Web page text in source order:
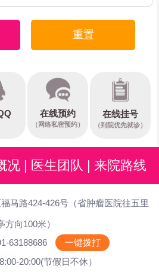
重置
在线预约
（网络私密预约）
在线挂号
（到院优先就诊）
况 医生团队 来院路线
马路424-426号（省肿瘤医院往五里
方向100米）
63188686
一键拨打
20:00(节假日不休）